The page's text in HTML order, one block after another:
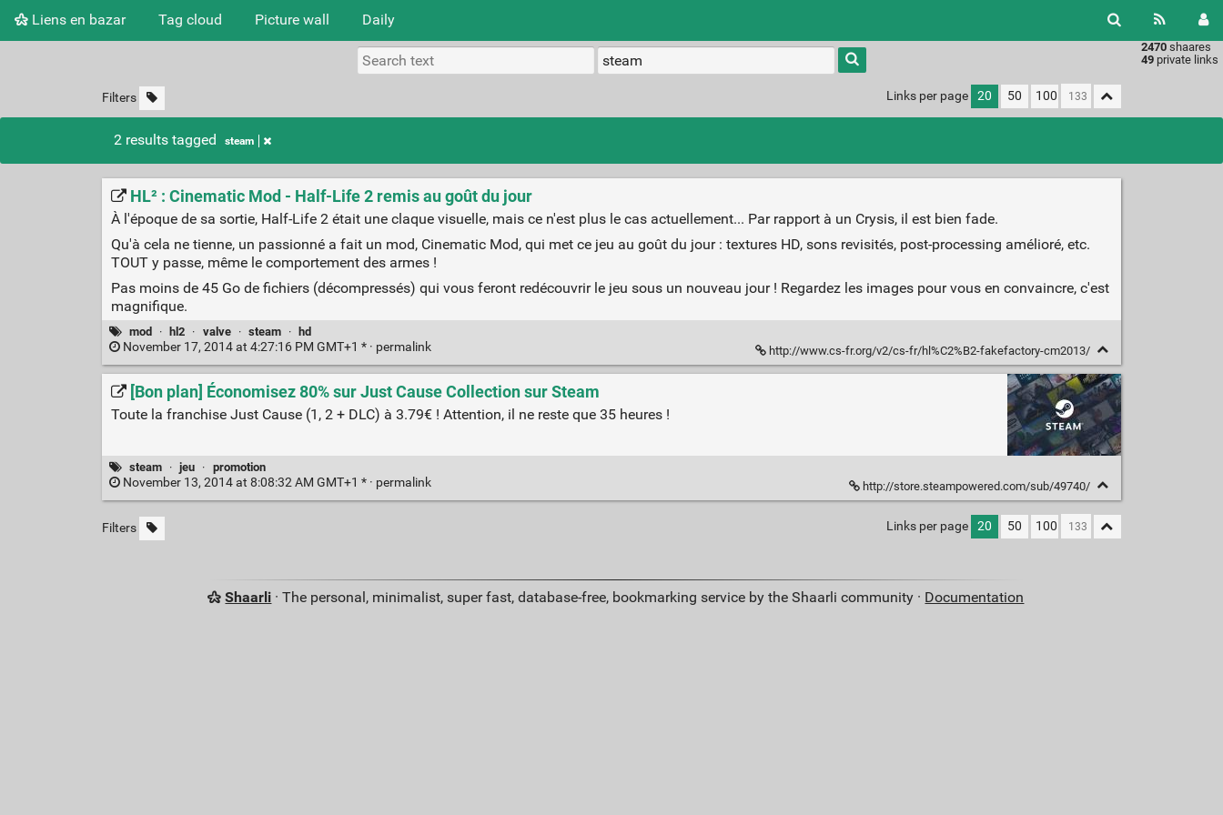
Liens en bazar Tag cloud Picture wall Daily
2470 shaares
49 private links
Filters Links per page 20 50 100
2 results tagged steam
HL² : Cinematic Mod - Half-Life 2 remis au goût du jour
À l'époque de sa sortie, Half-Life 2 était une claque visuelle, mais ce n'est plus le cas actuellement... Par rapport à un Crysis, il est bien fade.
Qu'à cela ne tienne, un passionné a fait un mod, Cinematic Mod, qui met ce jeu au goût du jour : textures HD, sons revisités, post-processing amélioré, etc.
TOUT y passe, même le comportement des armes !
Pas moins de 45 Go de fichiers (décompressés) qui vous feront redécouvrir le jeu sous un nouveau jour ! Regardez les images pour vous en convaincre, c'est
magnifique.
mod · hl2 · valve · steam · hd
November 17, 2014 at 4:27:16 PM GMT+1 * · permalink http://www.cs-fr.org/v2/cs-fr/hl%C2%B2-fakefactory-cm2013/
[Bon plan] Économisez 80% sur Just Cause Collection sur Steam
Toute la franchise Just Cause (1, 2 + DLC) à 3.79€ ! Attention, il ne reste que 35 heures !
steam · jeu · promotion
November 13, 2014 at 8:08:32 AM GMT+1 * · permalink http://store.steampowered.com/sub/49740/
Filters Links per page 20 50 100
Shaarli · The personal, minimalist, super fast, database-free, bookmarking service by the Shaarli community · Documentation